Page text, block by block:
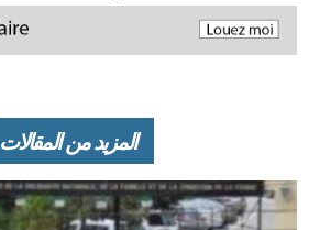
المزيد من المقالات